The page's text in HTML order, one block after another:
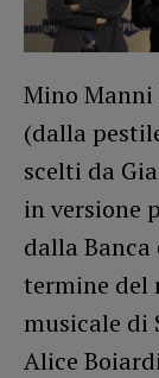
Mino
(dalla
scelti da
in versione
dalla
termine del
musicale di
Alice